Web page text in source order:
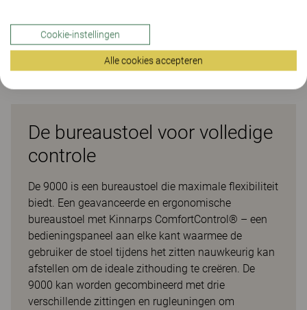
The Better Effect Index (2,16)
De bureaustoel voor volledige
controle
De 9000 is een bureaustoel die maximale flexibiliteit
biedt. Een geavanceerde en ergonomische
bureaustoel met Kinnarps ComfortControl® – een
bedieningspaneel aan elke kant waarmee de
gebruiker de stoel tijdens het zitten nauwkeurig kan
afstellen om de ideale zithouding te creëren. De
9000 kan worden gecombineerd met drie
verschillende zittingen en rugleuningen om
Cookie-instellingen
Alle cookies accepteren